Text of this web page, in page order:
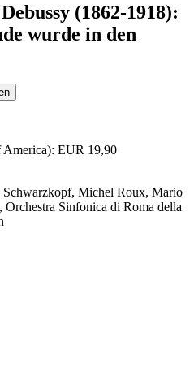
(1862-1918):
wurde in den
America): EUR 19,90
Schwarzkopf, Michel Roux, Mario
Orchestra Sinfonica di Roma della